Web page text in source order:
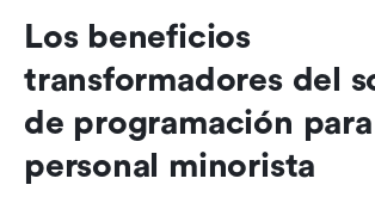
Los beneficios
transformadores del
de programación
personal minorista